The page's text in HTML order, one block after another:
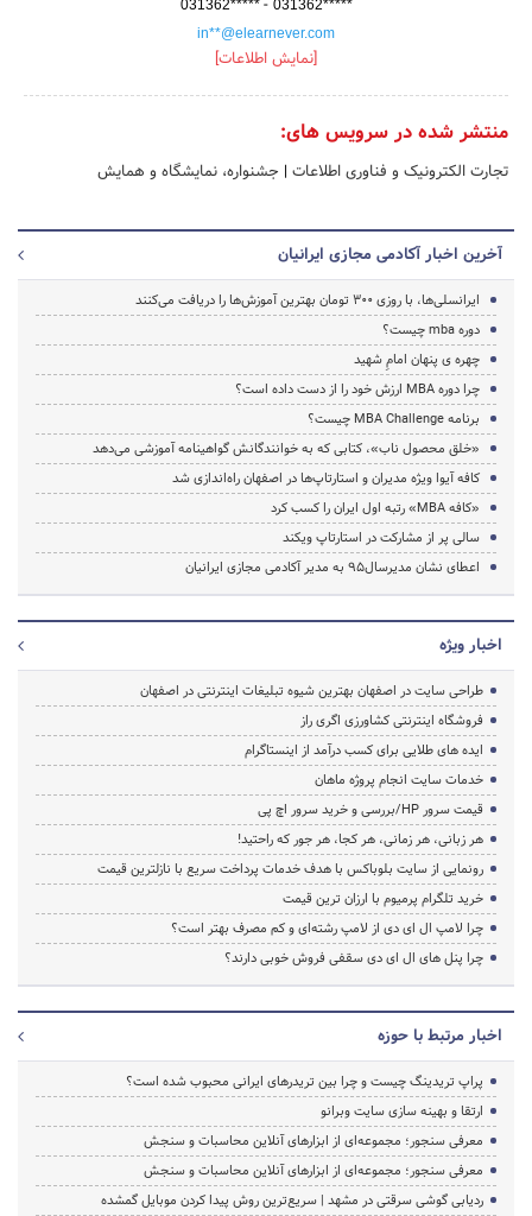
031362***** - 031362*****
in**@elearnever.com
[نمایش اطلاعات]
منتشر شده در سرویس های:
تجارت الکترونیک و فناوری اطلاعات | جشنواره، نمایشگاه و همایش
آخرین اخبار آکادمی مجازی ایرانیان
ایرانسلی‌ها، با روزی 300 تومان بهترین آموزش‌ها را دریافت می‌کنند
دوره mba چیست؟
چهره ی پنهان امامِ شهید
چرا دوره MBA ارزش خود را از دست داده است؟
برنامه MBA Challenge چیست؟
«خلق محصول ناب»، کتابی که به خوانندگانش گواهینامه آموزشی می‌دهد
کافه آیوا ویژه مدیران و استارتاپ‌ها در اصفهان راه‌اندازی شد
«کافه MBA» رتبه اول ایران را کسب کرد
سالی پر از مشارکت در استارتاپ ویکند
اعطای نشان مدیرسال95 به مدیر آکادمی مجازی ایرانیان
اخبار ویژه
طراحی سایت در اصفهان بهترین شیوه تبلیغات اینترنتی در اصفهان
فروشگاه اینترنتی کشاورزی اگری راز
ایده های طلایی برای کسب درآمد از اینستاگرام
خدمات سایت انجام پروژه ماهان
قیمت سرور HP/بررسی و خرید سرور اچ پی
هر زبانی، هر زمانی، هر کجا، هر جور که راحتید!
رونمایی از سایت بلوباکس با هدف خدمات پرداخت سریع با نازلترین قیمت
خرید تلگرام پرمیوم با ارزان ترین قیمت
چرا لامپ ال ای دی از لامپ رشته‌ای و کم مصرف بهتر است؟
چرا پنل های ال ای دی سقفی فروش خوبی دارند؟
اخبار مرتبط با حوزه
پراپ تریدینگ چیست و چرا بین تریدرهای ایرانی محبوب شده است؟
ارتقا و بهینه سازی سایت وبرانو
معرفی سنجور؛ مجموعه‌ای از ابزارهای آنلاین محاسبات و سنجش
معرفی سنجور؛ مجموعه‌ای از ابزارهای آنلاین محاسبات و سنجش
ردیابی گوشی سرقتی در مشهد | سریع‌ترین روش پیدا کردن موبایل گمشده